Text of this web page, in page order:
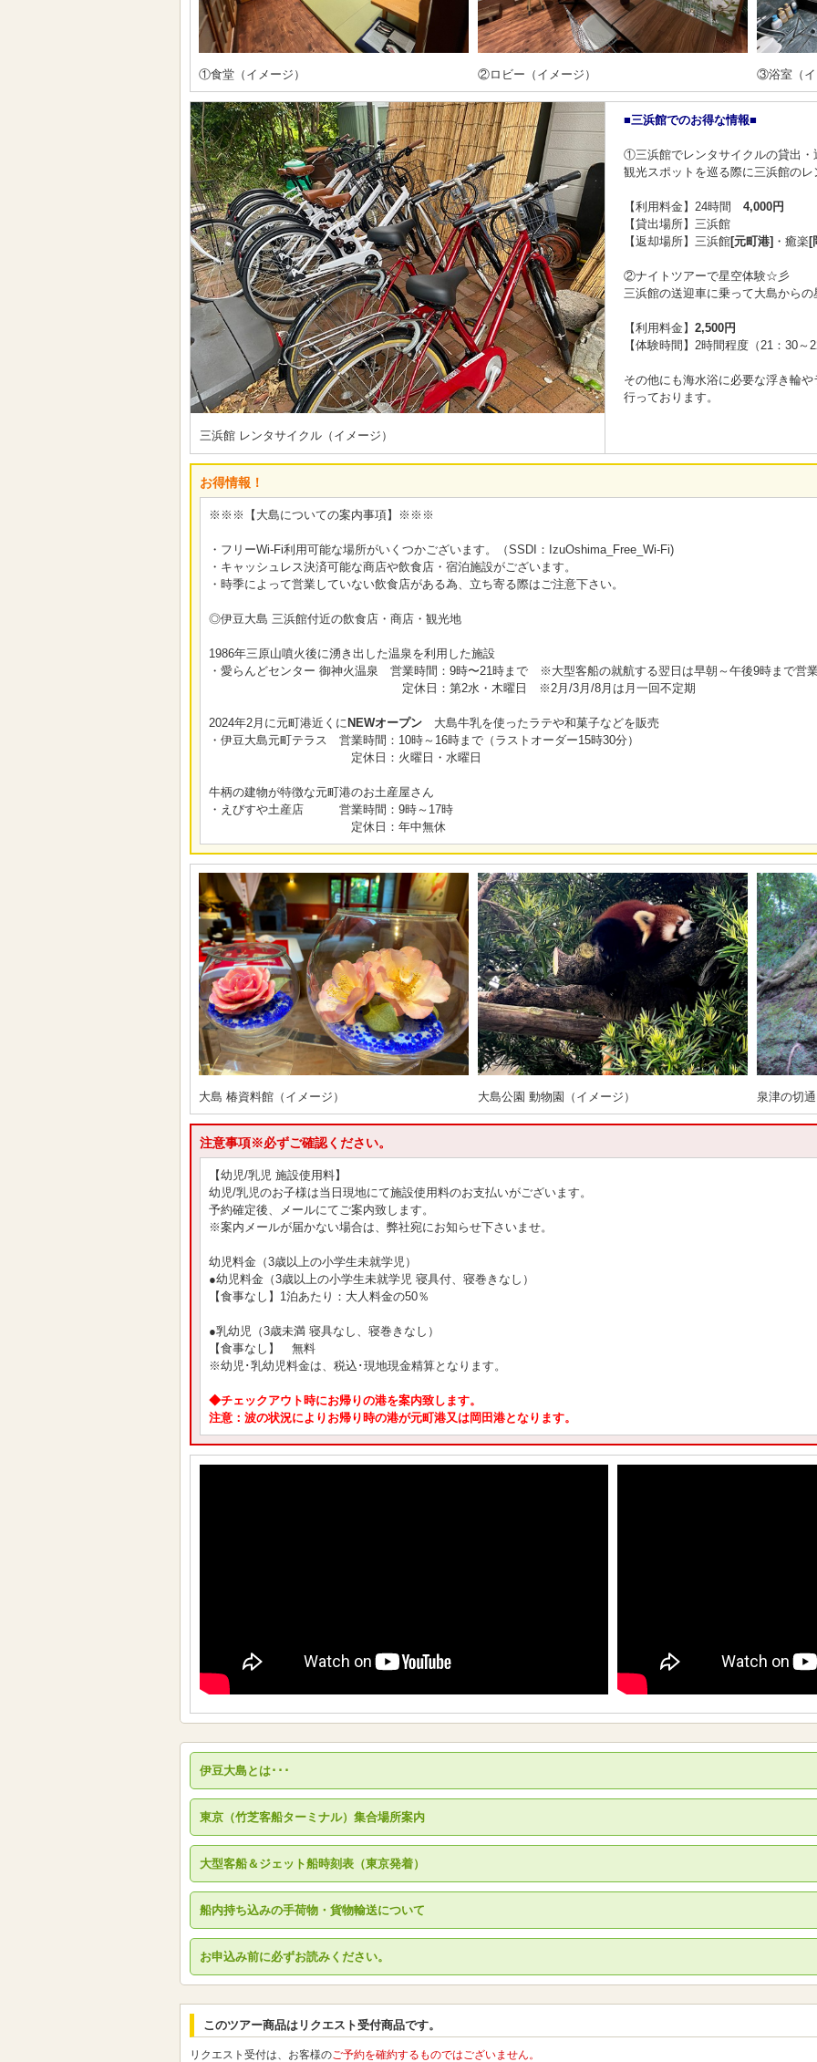
①食堂（イメージ） ②ロビー（イメージ） ③浴室（イ
三浜館 レンタサイクル（イメージ）
■三浜館でのお得な情報■
①三浜館でレンタサイクルの貸出・
観光スポットを巡る際に三浜館の
【利用料金】24時間 4,000円
【貸出場所】三浜館
【返却場所】三浜館[元町港] ・癒楽 [
②ナイトツアーで星空体験☆彡
三浜館の送迎車に乗って大島から
【利用料金】 2,500円
【体験時間】2時間程度（21：30
その他にも海水浴に必要な浮き輪
行っております。
お得情報！
※※※【大島についての案内事項】※※※
・フリーWi-Fi利用可能な場所がいくつかございます。（SSDI：IzuOshima_Free_Wi-Fi)
・キャッシュレス決済可能な商店や飲食店・宿泊施設がございます。
・時季によって営業していない飲食店がある為、立ち寄る際はご注意下さい。
◎伊豆大島 三浜館付近の飲食店・商店・観光地
1986年三原山噴火後に湧き出した温泉を利用した施設
・愛らんどセンター 御神火温泉 営業時間：9時〜21時まで ※大型客船の就航する翌日は早朝～午後9時まで営
定休日：第2水・木曜日 ※2月/3月/8月は月一回不定期
2024年2月に元町港近くにNEWオープン 大島牛乳を使ったラテや和菓子などを販売
・伊豆大島元町テラス 営業時間：10時～16時まで（ラストオーダー15時30分）
定休日：火曜日・水曜日
牛柄の建物が特徴な元町港のお土産屋さん
・えびすや土産店 営業時間：9時～17時
定休日：年中無休
大島 椿資料館（イメージ） 大島公園 動物園（イメージ） 泉津の切
注意事項※必ずご確認ください。
【幼児/乳児 施設使用料】
幼児/乳児のお子様は当日現地にて施設使用料のお支払いがございます。
予約確定後、メールにてご案内致します。
※案内メールが届かない場合は、弊社宛にお知らせ下さいませ。
幼児料金（3歳以上の小学生未就学児）
●幼児料金（3歳以上の小学生未就学児 寝具付、寝巻きなし）
【食事なし】1泊あたり：大人料金の50％
●乳幼児（3歳未満 寝具なし、寝巻きなし）
【食事なし】 無料
※幼児･乳幼児料金は、税込･現地現金精算となります。
◆チェックアウト時にお帰りの港を案内致します。
注意：波の状況によりお帰り時の港が元町港又は岡田港となります。
伊豆大島とは･･･
東京（竹芝客船ターミナル）集合場所案内
大型客船＆ジェット船時刻表（東京発着）
船内持ち込みの手荷物・貨物輸送について
お申込み前に必ずお読みください。
このツアー商品はリクエスト受付商品です。
リクエスト受付は、お客様のご予約を確約するものではございません。